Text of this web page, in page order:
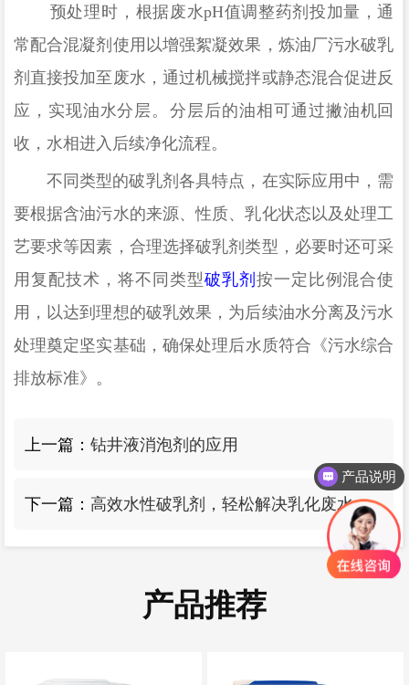
‌预处理时 ， 根据废水pH值调整药剂投加量，通
常配合混凝剂使用以增强絮凝效果 ， 炼油厂污水破乳
剂直接投加至废水，通过机械搅拌或静态混合促进反
应，实现油水分层。 ‌分层后的油相可通过撇油机回
收，水相进入后续净化流程。
不同类型的破乳剂各具特点，在实际应用中，需
要根据含油污水的来源、性质、乳化状态以及处理工
艺要求等因素，合理选择破乳剂类型，必要时还可采
用复配技术，将不同类型破乳剂 按一定比例混合使
用，以达到理想的破乳效果，为后续油水分离及污水
处理奠定坚实基础 ， 确保处理后水质符合《污水综合
排放标准》 。
上一篇：钻井液消泡剂的应用
下一篇： 高效水性破乳剂，轻松解决乳化废水难题
产品推荐
产品说明